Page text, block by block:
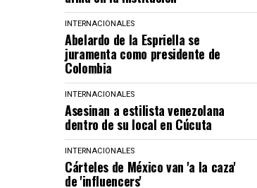
INTERNACIONALES
Abelardo de la Espriella se
juramenta como presidente de
Colombia
INTERNACIONALES
Asesinan a estilista venezolana
dentro de su local en Cúcuta
INTERNACIONALES
Cárteles de México van 'a la caza'
de 'influencers'